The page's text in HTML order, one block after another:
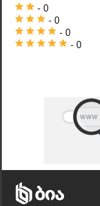
- 0
- 0
- 0
- 0